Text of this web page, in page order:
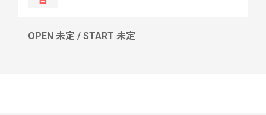
OPEN 未定 / START 未定